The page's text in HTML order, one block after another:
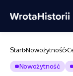
Start Nowożytność
Nowożytność